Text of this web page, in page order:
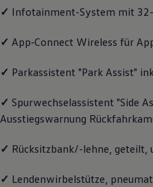
Volkswagen R
Volkswagen
✓ Infotainment-System mit
✓ App‑Connect Wireless für
✓ Parkassistent "Park Assist"
✓ Spurwechselassistent "Side
Ausstiegswarnung
✓ Rücksitzbank/-lehne, geteilt,
✓ Lendenwirbelstütze,